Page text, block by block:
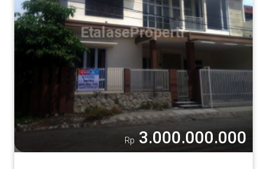
Rp 3.000.000.000